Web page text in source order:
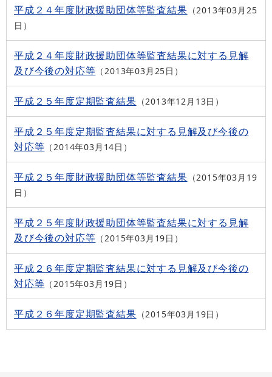
平成２４年度財政援助団体等監査結果
2013年03月25
日
平成２４年度財政援助団体等監査結果に対する見解
及び今後の対応等
2013年03月25日
平成２５年度定期監査結果 2013年12月13日
平成２５年度定期監査結果に対する見解及び今後の
対応等
2014年03月14日
平成２５年度財政援助団体等監査結果
2015年03月19
日
平成２５年度財政援助団体等監査結果に対する見解
及び今後の対応等
2015年03月19日
平成２６年度定期監査結果に対する見解及び今後の
対応等
2015年03月19日
平成２６年度定期監査結果 2015年03月19日